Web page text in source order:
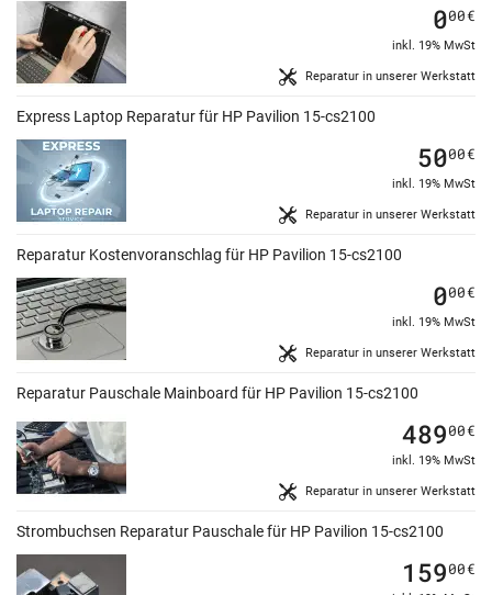
Reparatur in unserer Werkstatt
000€
inkl. 19% MwSt
Express Laptop Reparatur für HP Pavilion 15-cs2100
Reparatur in unserer Werkstatt
5000€
inkl. 19% MwSt
Reparatur Kostenvoranschlag für HP Pavilion 15-cs2100
Reparatur in unserer Werkstatt
000€
inkl. 19% MwSt
Reparatur Pauschale Mainboard für HP Pavilion 15-cs2100
Reparatur in unserer Werkstatt
48900€
inkl. 19% MwSt
Strombuchsen Reparatur Pauschale für HP Pavilion 15-cs2100
15900€